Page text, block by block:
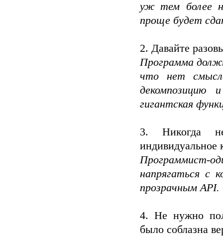
уж тем более
проще будет
2. Давайте
Программа
что нет
гигантская
3. Никогда
индивидуальное
Программист-
напрягаться с
прозрачным API.
4. Не нужно
было соблазна